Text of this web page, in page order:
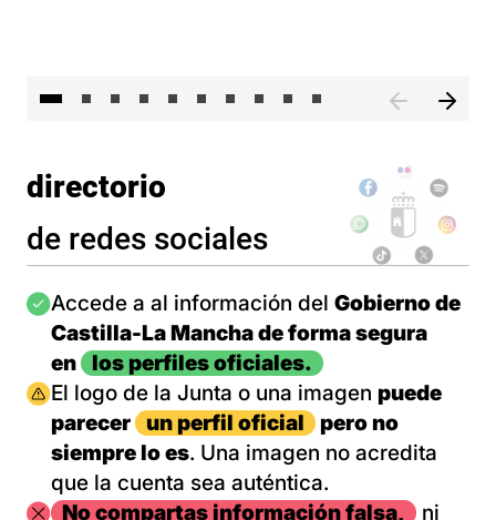
directorio
de redes sociales
Imagen
Accede a al información del Gobierno de
Castilla-La Mancha de forma segura
en
los perfiles oficiales.
Imagen
El logo de la Junta o una imagen puede
parecer
un perfil oficial
pero no
siempre lo es. Una imagen no acredita
que la cuenta sea auténtica.
ImagenNo compartas información falsa,
ni